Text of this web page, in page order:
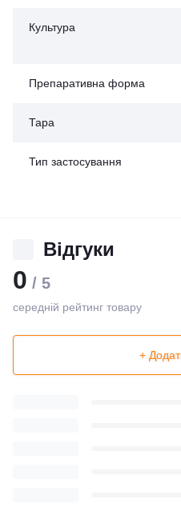
Культура
Препаративна форма
Тара
Тип застосування
Відгуки
0 / 5
середній рейтинг товару
+